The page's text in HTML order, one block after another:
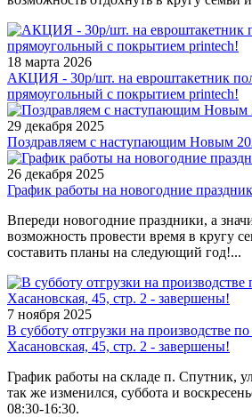
18 марта 2026
АКЦИЯ - 30р/шт. на евроштакетник
прямоугольный с покрытием printech!
29 декабря 2025
Поздравляем с наступающим Новым
26 декабря 2025
График работы на новогодние
Впереди новогодние праздники, а
возможность провести время в кругу
составить планы на следующий год!...
7 ноября 2025
В субботу отгрузки на производстве по
Хасановская, 45, стр. 2 - завершены!
График работы на складе п. Спутник,
так же изменился, суббота и
08:30-16:30.